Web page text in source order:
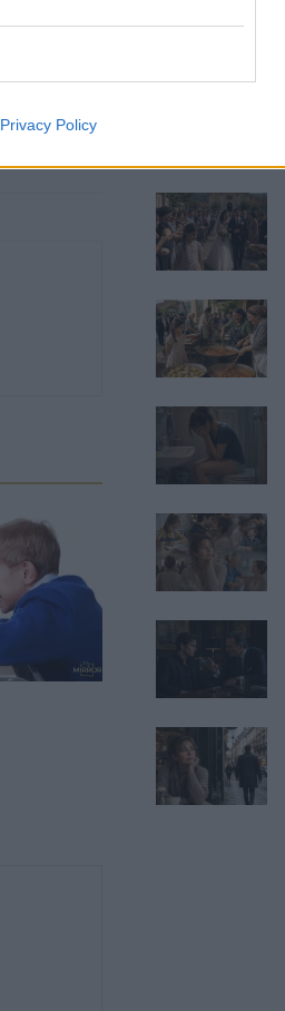
Privacy Policy